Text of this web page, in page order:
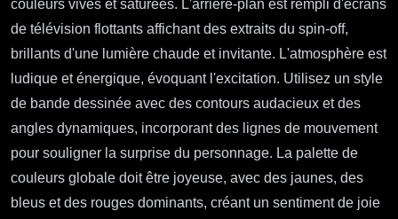
couleurs vives et saturées. L'arrière-plan est rempli d'écrans
de télévision flottants affichant des extraits du spin-off,
brillants d'une lumière chaude et invitante. L'atmosphère est
ludique et énergique, évoquant l'excitation. Utilisez un style
de bande dessinée avec des contours audacieux et des
angles dynamiques, incorporant des lignes de mouvement
pour souligner la surprise du personnage. La palette de
couleurs globale doit être joyeuse, avec des jaunes, des
bleus et des rouges dominants, créant un sentiment de joie